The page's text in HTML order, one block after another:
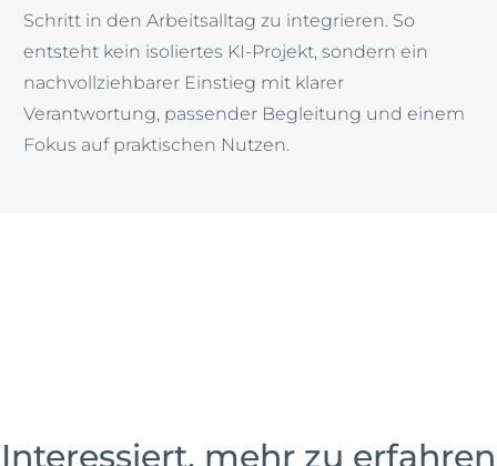
Schritt in den Arbeitsalltag zu integrieren. So
entsteht kein isoliertes KI-Projekt, sondern ein
nachvollziehbarer Einstieg mit klarer
Verantwortung, passender Begleitung und einem
Fokus auf praktischen Nutzen.
Interessiert, mehr zu erfahren